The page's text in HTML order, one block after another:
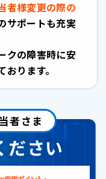
者様変更の際の
サポートも充実
クの障害時に安
ります。
者さま
ださい